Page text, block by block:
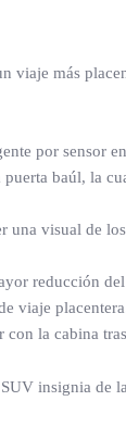
viaje más
por sensor
baúl, la
visual de
reducción
la cabina